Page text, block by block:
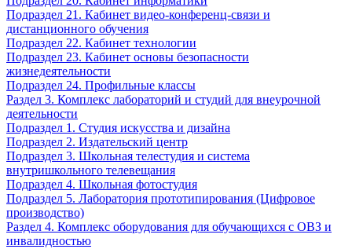
Подраздел 21. Кабинет видео-конференц-связи и
дистанционного обучения
Подраздел 22. Кабинет технологии
Подраздел 23. Кабинет основы безопасности
жизнедеятельности
Подраздел 24. Профильные классы
Раздел 3. Комплекс лабораторий и студий для внеурочной
деятельности
Подраздел 1. Студия искусства и дизайна
Подраздел 2. Издательский центр
Подраздел 3. Школьная телестудия и система
внутришкольного телевещания
Подраздел 4. Школьная фотостудия
Подраздел 5. Лаборатория прототипирования (Цифровое
производство)
Раздел 4. Комплекс оборудования для обучающихся с ОВЗ и
инвалидностью